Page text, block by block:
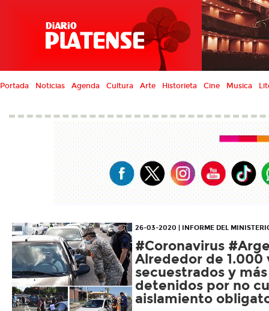
Portada Noticias Agenda Cultura Arte Historieta Cine Musica
26-03-2020 | INFORME DEL
#Coronavirus
Alrededor de 1.000
secuestrados y
detenidos por no
aislamiento